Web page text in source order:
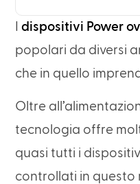
Idispositivi Power
popolari da diversi
che in quello
Oltre
tecnologia offre
quasi tutti i
controllati in questo